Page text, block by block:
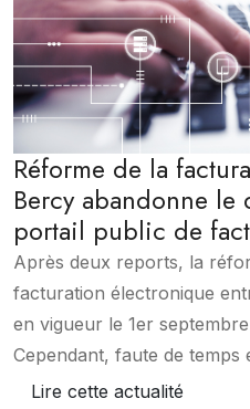
Réforme de la
Bercy abandonne
portail public de
Après deux reports, la
facturation électronique
en vigueur le 1er
Cependant, faute de temps
Lire cette actualité